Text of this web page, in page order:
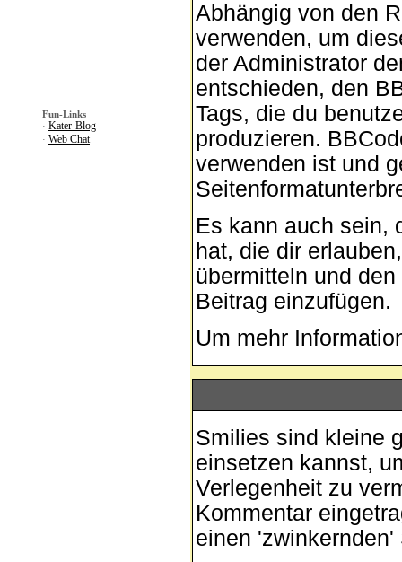
Fun-Links
· Kater-Blog
· Web Chat
Abhängig von den
verwenden, um
der Administrator
entschieden, den
Tags, die du
produzieren.
verwenden ist und
Es kann auch sein,
hat, die dir
übermitteln und den
Beitrag einzufügen.
Um mehr
Smilies sind kleine
einsetzen kannst,
Verlegenheit zu
Kommentar
einen